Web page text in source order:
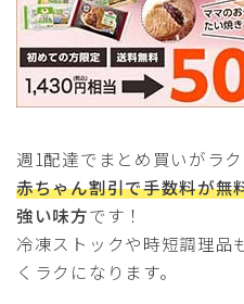
週1配達でまとめ買いがラク
赤ちゃん割引で手数料が無
強い味方です！
冷凍ストックや時短調理品
くラクになります。